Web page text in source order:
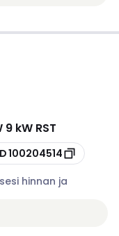
kW RST
100204514
hinnan ja